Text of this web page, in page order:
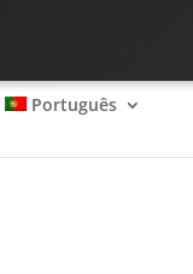
bem no ?
Português